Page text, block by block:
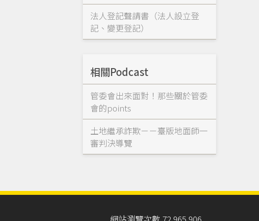
法人登記聲請書（法人設立登
記、變更登記）
相關Podcast
管委會出來面對！那些關於管委
會的points
土地繼承詐欺－－臺版地面師一
審判決導覽